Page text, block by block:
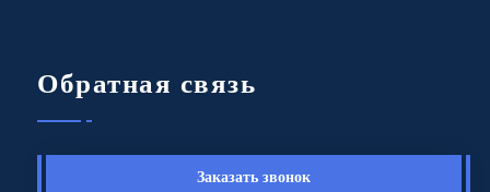
Обратная связь
Заказать звонок